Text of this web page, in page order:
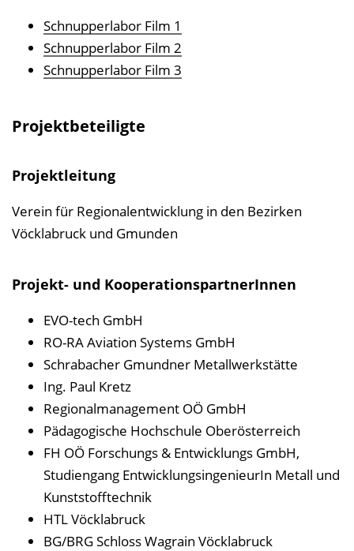
Schnupperlabor Film 1
Schnupperlabor Film 2
Schnupperlabor Film 3
Projektbeteiligte
Projektleitung
Verein für Regionalentwicklung in den Bezirken
Vöcklabruck und Gmunden
Projekt- und KooperationspartnerInnen
EVO-tech GmbH
RO-RA Aviation Systems GmbH
Schrabacher Gmundner Metallwerkstätte
Ing. Paul Kretz
Regionalmanagement OÖ GmbH
Pädagogische Hochschule Oberösterreich
FH OÖ Forschungs & Entwicklungs GmbH,
Studiengang EntwicklungsingenieurIn Metall und
Kunststofftechnik
HTL Vöcklabruck
BG/BRG Schloss Wagrain Vöcklabruck